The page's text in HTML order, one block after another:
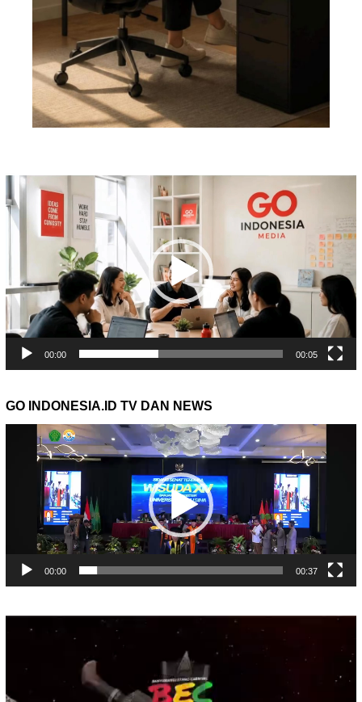
Pemutar
Video
00:00 00:05
GO INDONESIA.ID TV DAN NEWS
Pemutar
00:00 00:37